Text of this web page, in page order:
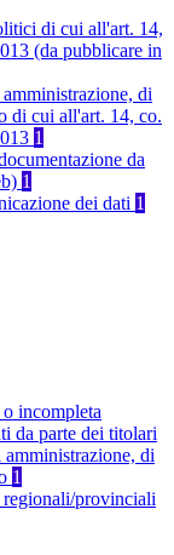
di cui all'art. 14,
(da pubblicare in
di
di cui all'art. 14, co.
1
da
1
dei dati 1
incompleta
da parte dei titolari
di
1
provinciali